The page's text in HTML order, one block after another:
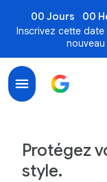
00 Jours 00
Inscrivez cette
nouveau
Protégez
style.